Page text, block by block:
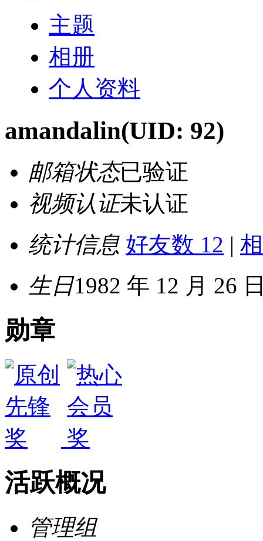
主题
相册
个人资料
amandalin(UID: 92)
邮箱状态已验证
视频认证未认证
统计信息 好友数 12 |
生日1982 年 12 月 26
勋章
活跃概况
管理组